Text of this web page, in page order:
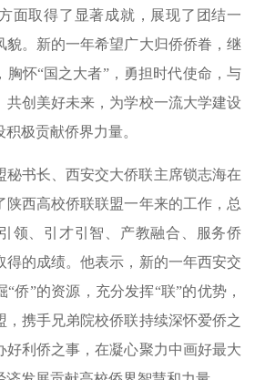
面取得了显著成就，展现了团结一
貌。新的一年希望广大归侨侨眷，继
胸怀“国之大者”，勇担时代使命，与
共创美好未来，为学校一流大学建设
极贡献侨界力量。
秘书长、西安交大侨联主席锁志海在
陕西高校侨联联盟一年来的工作，总
领、引才引智、产教融合、服务侨
得的成绩。他表示，新的一年西安交
侨”的资源，充分发挥“联”的优势，
，携手兄弟院校侨联持续深怀爱侨之
好利侨之事，在凝心聚力中画好最大